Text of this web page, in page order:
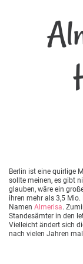
Berlin ist eine quirlige
sollte meinen, es gibt
glauben, wäre ein
ihren mehr als 3,5
Namen Almerisa.
Standesämter in den
Vielleicht ändert sich
nach vielen Jahren